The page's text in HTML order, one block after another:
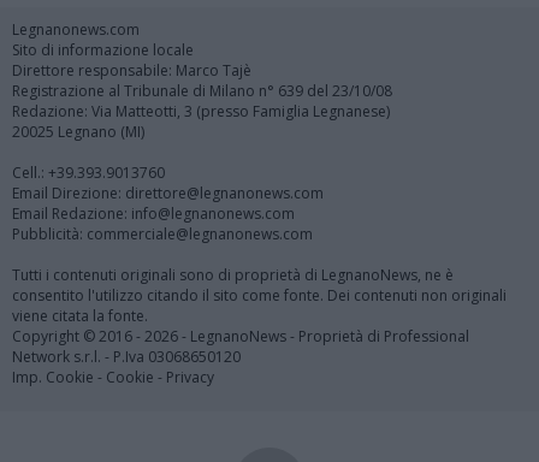
Legnanonews.com
Sito di informazione locale
Direttore responsabile: Marco Tajè
Registrazione al Tribunale di Milano n° 639 del 23/10/08
Redazione: Via Matteotti, 3 (presso Famiglia Legnanese)
20025 Legnano (MI)
Cell.: +39.393.9013760
Email Direzione: direttore@legnanonews.com
Email Redazione: info@legnanonews.com
Pubblicità: commerciale@legnanonews.com
Tutti i contenuti originali sono di proprietà di LegnanoNews, ne è
consentito l'utilizzo citando il sito come fonte. Dei contenuti non originali
viene citata la fonte.
Copyright © 2016 - 2026 - LegnanoNews - Proprietà di Professional
Network s.r.l. - P.Iva 03068650120
Imp. Cookie - Cookie - Privacy